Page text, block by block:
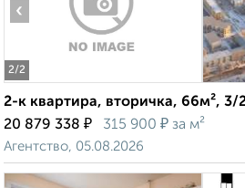
2/2
‹
2-к квартира, вторичка, 66м², 3/
20 879 338 ₽ 315 900 ₽ за м²
Агентство, 05.08.2026